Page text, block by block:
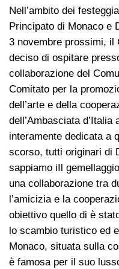
Nell’ambito dei
Principato di Monaco e
3 novembre prossimi, il
deciso di ospitare
collaborazione del
Comitato per la
dell’arte e della
dell’Ambasciata
interamente dedicata a
scorso, tutti originari di
sappiamo iIl
una collaborazione tra
l’amicizia e la
obiettivo quello di è
lo scambio turistico ed
Monaco, situata sulla
è famosa per il suo